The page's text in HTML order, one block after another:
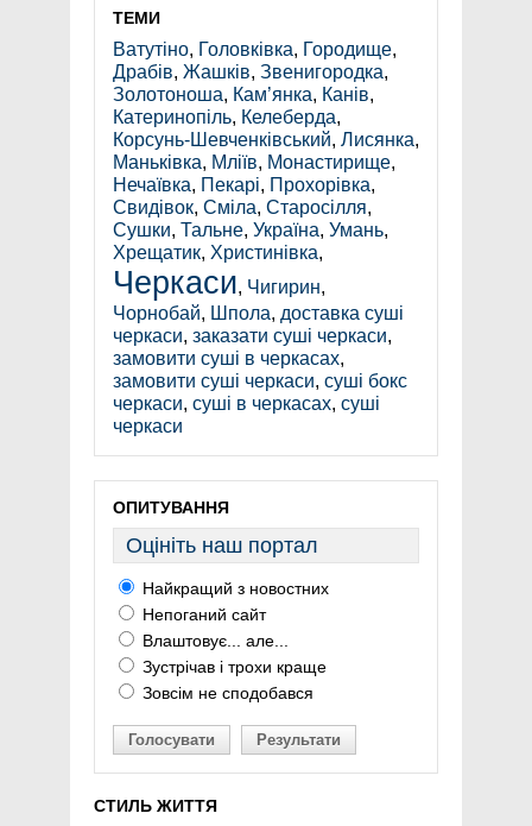
ТЕМИ
Ватутіно, Головківка, Городище,
Драбів, Жашків, Звенигородка,
Золотоноша, Кам’янка, Канів,
Катеринопіль, Келеберда,
Корсунь-Шевченківський, Лисянка,
Маньківка, Мліїв, Монастирище,
Нечаївка, Пекарі, Прохорівка,
Свидівок, Сміла, Старосілля,
Сушки, Тальне, Україна, Умань,
Хрещатик, Христинівка,
Черкаси, Чигирин,
Чорнобай, Шпола, доставка суші
черкаси, заказати суші черкаси,
замовити суші в черкасах,
замовити суші черкаси, суші бокс
черкаси, суші в черкасах, суші
черкаси
ОПИТУВАННЯ
Оцініть наш портал
Найкращий з новостних
Непоганий сайт
Влаштовує... але...
Зустрічав і трохи краще
Зовсім не сподобався
Голосувати Результати
СТИЛЬ ЖИТТЯ